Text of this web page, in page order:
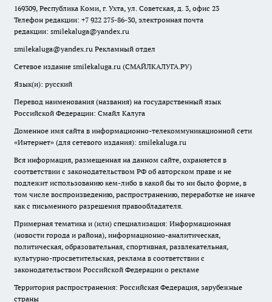
169309, Республика Коми, г. Ухта, ул. Советская, д. 3, офис 23
Телефон редакции: +7 922 275-86-30, электронная почта
редакции: smilekaluga@yandex.ru
smilekaluga@yandex.ru Рекламный отдел
Сетевое издание smilekaluga.ru (СМАЙЛКАЛУГА.РУ)
Язык(и): русский
Перевод наименования (названия) на государственный язык
Российской Федерации: Смайл Калуга
Доменное имя сайта в информационно-телекоммуникационной сети
«Интернет» (для сетевого издания): smilekaluga.ru
Вся информация, размещенная на данном сайте, охраняется в
соответствии с законодательством РФ об авторском праве и не
подлежит использованию кем-либо в какой бы то ни было форме, в
том числе воспроизведению, распространению, переработке не иначе
как с письменного разрешения правообладателя.
Примерная тематика и (или) специализация: Информационная
(новости города и района), информационно-аналитическая,
политическая, образовательная, спортивная, развлекательная,
культурно-просветительская, реклама в соответствии с
законодательством Российской Федерации о рекламе
Территория распространения: Российская Федерация, зарубежные
страны